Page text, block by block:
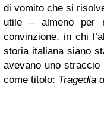
di vomito che si
utile – almeno
convinzione, in chi l’
storia italiana siano
avevano uno straccio
come titolo: Tragedia